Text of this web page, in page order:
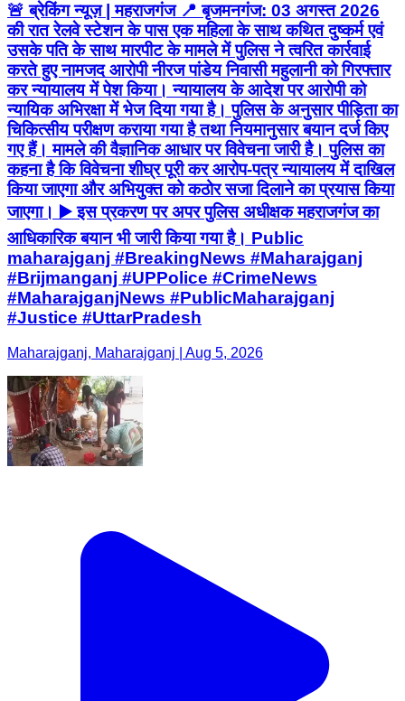
🚨 ब्रेकिंग न्यूज़ | महराजगंज 📍 बृजमनगंज: 03 अगस्त 2026
की रात रेलवे स्टेशन के पास एक महिला के साथ कथित दुष्कर्म एवं
उसके पति के साथ मारपीट के मामले में पुलिस ने त्वरित कार्रवाई
करते हुए नामजद आरोपी नीरज पांडेय निवासी महुलानी को गिरफ्तार
कर न्यायालय में पेश किया। न्यायालय के आदेश पर आरोपी को
न्यायिक अभिरक्षा में भेज दिया गया है। पुलिस के अनुसार पीड़िता का
चिकित्सीय परीक्षण कराया गया है तथा नियमानुसार बयान दर्ज किए
गए हैं। मामले की वैज्ञानिक आधार पर विवेचना जारी है। पुलिस का
कहना है कि विवेचना शीघ्र पूरी कर आरोप-पत्र न्यायालय में दाखिल
किया जाएगा और अभियुक्त को कठोर सजा दिलाने का प्रयास किया
जाएगा। ▶️ इस प्रकरण पर अपर पुलिस अधीक्षक महराजगंज का
आधिकारिक बयान भी जारी किया गया है। Public
maharajganj #BreakingNews #Maharajganj
#Brijmanganj #UPPolice #CrimeNews
#MaharajganjNews #PublicMaharajganj
#Justice #UttarPradesh
Maharajganj, Maharajganj | Aug 5, 2026